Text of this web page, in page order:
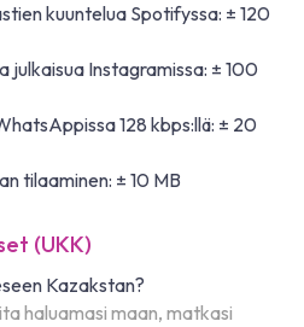
kuuntelua Spotifyssa: ± 120
julkaisua Instagramissa: ± 100
128 kbps:llä: ± 20
tilaaminen: ± 10 MB
(UKK)
Kazakstan?
haluamasi maan, matkasi